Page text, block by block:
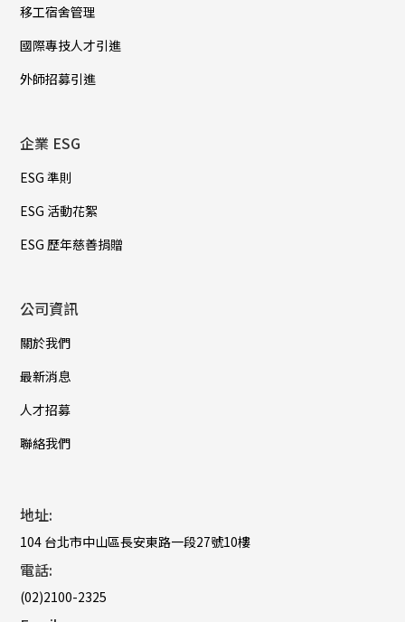
移工宿舍管理
國際專技人才引進
外師招募引進
企業 ESG
ESG 準則
ESG 活動花絮
ESG 歷年慈善捐贈
公司資訊
關於我們
最新消息
人才招募
聯絡我們
地址:
104 台北市中山區長安東路一段27號10樓
電話:
(02)2100-2325